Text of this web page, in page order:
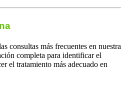
consultas más frecuentes en nuestra
completa para identificar el
el tratamiento más adecuado en